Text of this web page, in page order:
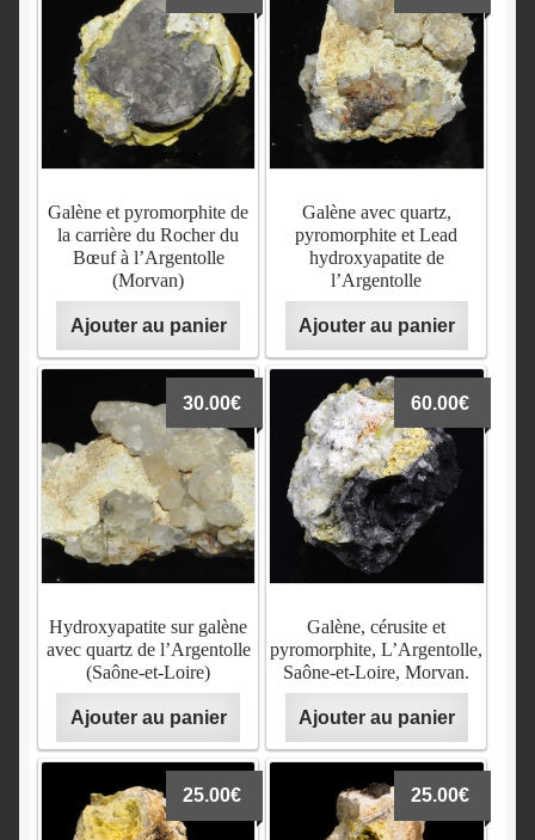
Galène et pyromorphite de
la carrière du Rocher du
Bœuf à l’Argentolle
(Morvan)
Ajouter au panier
Galène avec quartz,
pyromorphite et Lead
hydroxyapatite de
l’Argentolle
Ajouter au panier
Hydroxyapatite sur galène
avec quartz de l’Argentolle
(Saône-et-Loire)
30.00€
Ajouter au panier
Galène, cérusite et
pyromorphite, L’Argentolle,
Saône-et-Loire, Morvan.
60.00€
Ajouter au panier
25.00€ 25.00€